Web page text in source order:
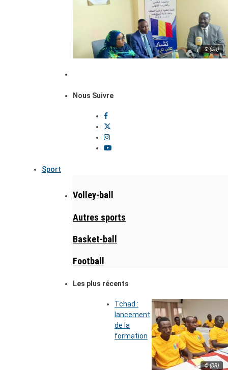
© (DR)
Nous Suivre
Sport
Volley-ball
Autres sports
Basket-ball
Football
Les plus récents
© (DR)
Tchad :
lancement
de la
formation